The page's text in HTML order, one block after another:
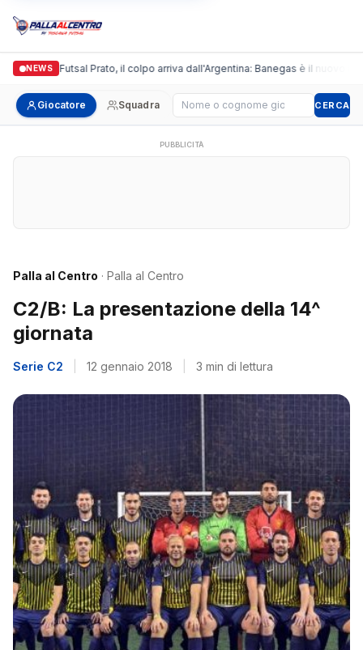
NEWS
Italgronda Futsal Prato, il colpo arriva dall'Argentina: Banegas è il nuovo
Giocatore Squadra Cerca giocatore CERCA
PUBBLICITÀ
Palla al Centro · Palla al Centro
C2/B: La presentazione della 14^
giornata
Serie C2 12 gennaio 2018 3 min di lettura